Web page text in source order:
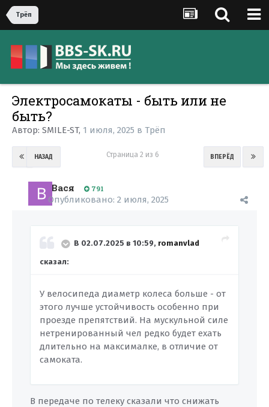
Трёп
Электросамокаты - быть или не
быть?
Автор: SMILE-ST, 1 июля, 2025 в Трёп
НАЗАД ВПЕРЁД
Страница 2 из 6
Вася 791
Опубликовано: 2 июля, 2025
В 02.07.2025 в 10:59, romanvlad
сказал:
У велосипеда диаметр колеса больше - от
этого лучше устойчивость особенно при
проезде препятствий. На мускульной силе
нетренированный чел редко будет ехать
длительно на максималке, в отличие от
самоката.
В передаче по телеку сказали что снижать